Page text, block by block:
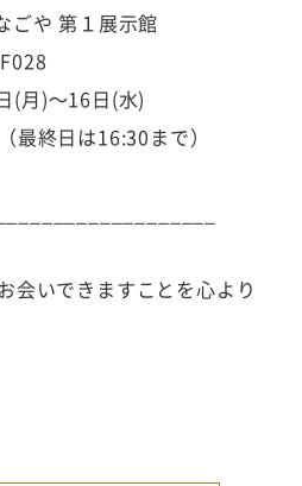
ごや 第１展示館
(月)〜16日(水)
終日は16:30まで）
会いできますことを心より